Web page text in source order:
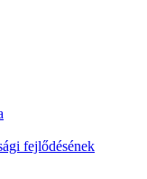
fejlődésének